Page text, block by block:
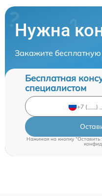
Нужна
Закажите
Бесплатная
специалистом
Нажимая на кнопку